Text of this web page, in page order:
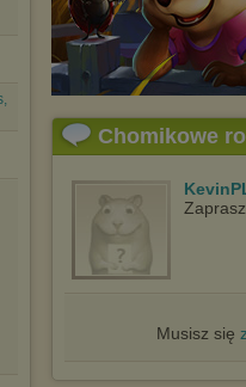
Chomikowe
Musisz się